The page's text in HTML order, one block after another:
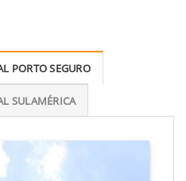
PORTO SEGURO
SULAMÉRICA